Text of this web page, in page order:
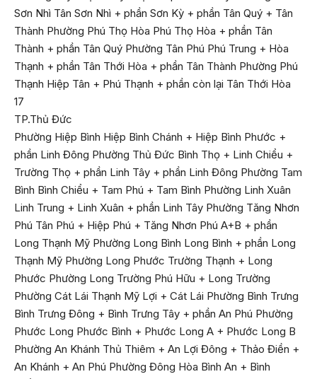
Sơn Nhì Tân Sơn Nhì + phần Sơn Kỳ + phần Tân Quý + Tân
Thành Phường Phú Thọ Hòa Phú Thọ Hòa + phần Tân
Thành + phần Tân Quý Phường Tân Phú Phú Trung + Hòa
Thạnh + phần Tân Thới Hòa + phần Tân Thành Phường Phú
Thạnh Hiệp Tân + Phú Thạnh + phần còn lại Tân Thới Hòa
17
TP.Thủ Đức
Phường Hiệp Bình Hiệp Bình Chánh + Hiệp Bình Phước +
phần Linh Đông Phường Thủ Đức Bình Thọ + Linh Chiểu +
Trường Thọ + phần Linh Tây + phần Linh Đông Phường Tam
Bình Bình Chiểu + Tam Phú + Tam Bình Phường Linh Xuân
Linh Trung + Linh Xuân + phần Linh Tây Phường Tăng Nhơn
Phú Tân Phú + Hiệp Phú + Tăng Nhơn Phú A+B + phần
Long Thạnh Mỹ Phường Long Bình Long Bình + phần Long
Thạnh Mỹ Phường Long Phước Trường Thạnh + Long
Phước Phường Long Trường Phú Hữu + Long Trường
Phường Cát Lái Thạnh Mỹ Lợi + Cát Lái Phường Bình Trưng
Bình Trưng Đông + Bình Trưng Tây + phần An Phú Phường
Phước Long Phước Bình + Phước Long A + Phước Long B
Phường An Khánh Thủ Thiêm + An Lợi Đông + Thảo Điền +
An Khánh + An Phú Phường Đông Hòa Bình An + Bình